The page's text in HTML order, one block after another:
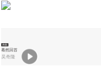
单曲
蓦然回首
吴奇隆